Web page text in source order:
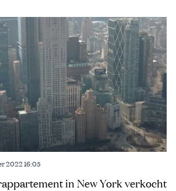
2022 16:05
in New York verkocht